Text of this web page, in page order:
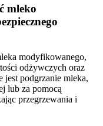
mleko
modyfikowanego,
odżywczych oraz
podgrzanie mleka,
lub za pomocą
przegrzewania i